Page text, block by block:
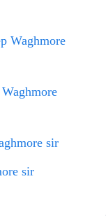
Waghmore
sir
sir